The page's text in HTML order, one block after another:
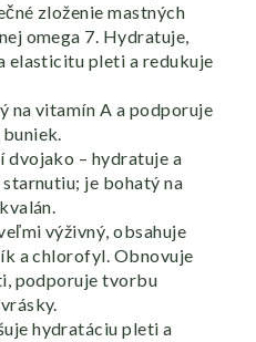
zloženie mastných
omega 7. Hydratuje,
elasticitu pleti a redukuje
na vitamín A a podporuje
dvojako – hydratuje a
je bohatý na
výživný, obsahuje
a chlorofyl. Obnovuje
podporuje tvorbu
hydratáciu pleti a